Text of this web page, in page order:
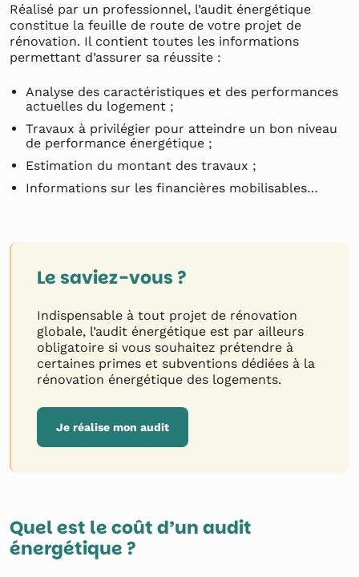
Réalisé par un professionnel, l’audit énergétique
constitue la feuille de route de votre projet de
rénovation. Il contient toutes les informations
permettant d’assurer sa réussite :
Analyse des caractéristiques et des performances
actuelles du logement ;
Travaux à privilégier pour atteindre un bon niveau
de performance énergétique ;
Estimation du montant des travaux ;
Informations sur les financières mobilisables…
Le saviez-vous ?
Indispensable à tout projet de rénovation
globale, l’audit énergétique est par ailleurs
obligatoire si vous souhaitez prétendre à
certaines primes et subventions dédiées à la
rénovation énergétique des logements.
Je réalise mon audit
Quel est le coût d’un audit
énergétique ?